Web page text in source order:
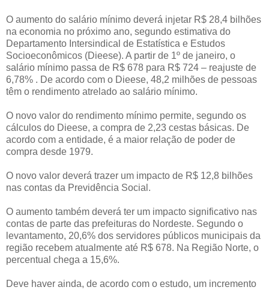
O aumento do salário mínimo deverá injetar R$ 28,4 bilhões
na economia no próximo ano, segundo estimativa do
Departamento Intersindical de Estatística e Estudos
Socioeconômicos (Dieese). A partir de 1º de janeiro, o
salário mínimo passa de R$ 678 para R$ 724 – reajuste de
6,78% . De acordo com o Dieese, 48,2 milhões de pessoas
têm o rendimento atrelado ao salário mínimo.
O novo valor do rendimento mínimo permite, segundo os
cálculos do Dieese, a compra de 2,23 cestas básicas. De
acordo com a entidade, é a maior relação de poder de
compra desde 1979.
O novo valor deverá trazer um impacto de R$ 12,8 bilhões
nas contas da Previdência Social.
O aumento também deverá ter um impacto significativo nas
contas de parte das prefeituras do Nordeste. Segundo o
levantamento, 20,6% dos servidores públicos municipais da
região recebem atualmente até R$ 678. Na Região Norte, o
percentual chega a 15,6%.
Deve haver ainda, de acordo com o estudo, um incremento